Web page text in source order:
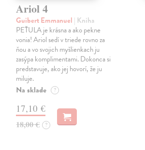
Ariol 4
Guibert Emmanuel | Kniha
PEŤULA je krásna a ako pekne
vonia! Ariol sedí v triede rovno za
ňou a vo svojich myšlienkach ju
zasýpa komplimentami. Dokonca si
predstavuje, ako jej hovorí, že ju
miluje.
Na sklade ?
17,10 €
18,00 € ?